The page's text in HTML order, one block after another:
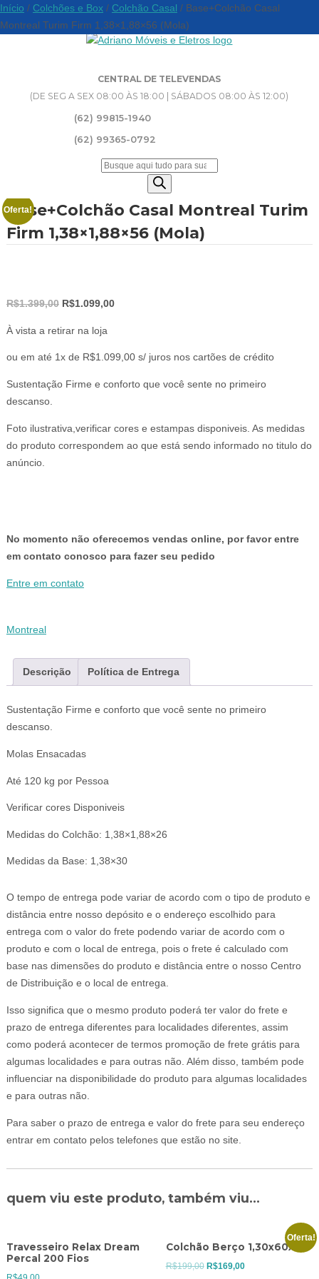
CENTRAL DE TELEVENDAS
(DE SEG A SEX 08:00 ÀS 18:00 | SÁBADOS 08:00 ÀS 12:00)
(62) 99815-1940
(62) 99365-0792
Pesquisar
Início / Colchões e Box / Colchão Casal / Base+Colchão Casal
Montreal Turim Firm 1,38×1,88×56 (Mola)
Base+Colchão Casal Montreal Turim
Firm 1,38×1,88×56 (Mola)
Oferta!
R$1.399,00 O
original
era:
R$1.099,00O
é:
À vista a retirar na loja
ou em até 1x de R$1.099,00 s/ juros nos cartões de crédito
Sustentação Firme e conforto que você sente no primeiro
descanso.
Foto ilustrativa,verificar cores e estampas disponiveis. As medidas
do produto correspondem ao que está sendo informado no titulo do
anúncio.
No momento não oferecemos vendas online, por favor entre
em contato conosco para fazer seu pedido
Entre em contato
Montreal
Descrição Política de Entrega
Sustentação Firme e conforto que você sente no primeiro
descanso.
Molas Ensacadas
Até 120 kg por Pessoa
Verificar cores Disponiveis
Medidas do Colchão: 1,38×1,88×26
Medidas da Base: 1,38×30
O tempo de entrega pode variar de acordo com o tipo de produto e
distância entre nosso depósito e o endereço escolhido para
entrega com o valor do frete podendo variar de acordo com o
produto e com o local de entrega, pois o frete é calculado com
base nas dimensões do produto e distância entre o nosso Centro
de Distribuição e o local de entrega.
Isso significa que o mesmo produto poderá ter valor do frete e
prazo de entrega diferentes para localidades diferentes, assim
como poderá acontecer de termos promoção de frete grátis para
algumas localidades e para outras não. Além disso, também pode
influenciar na disponibilidade do produto para algumas localidades
e para outras não.
Para saber o prazo de entrega e valor do frete para seu endereço
entrar em contato pelos telefones que estão no site.
quem viu este produto, também viu...
Travesseiro Relax Dream
Percal 200 Fios
Oferta!
Colchão Berço 1,30x60x10
R$199,00 O
R$169,00O